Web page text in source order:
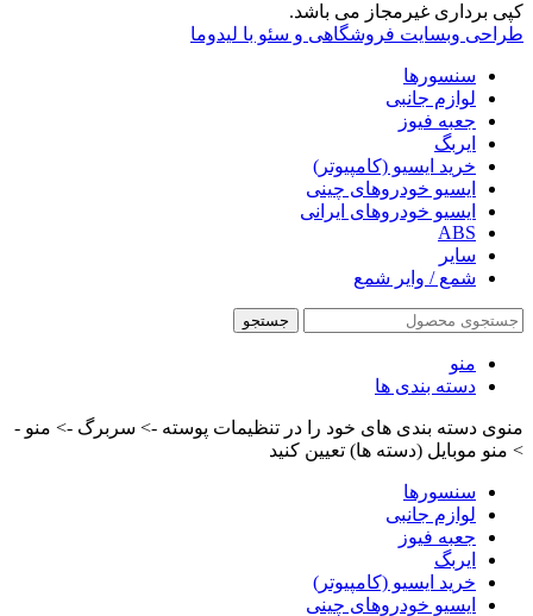
کپی برداری غیرمجاز می باشد.
طراحی وبسایت فروشگاهی و سئو با لیدوما
سنسورها
لوازم جانبی
جعبه فیوز
ایربگ
خرید ایسیو (کامپیوتر)
ایسیو خودروهای چینی
ایسیو خودروهای ایرانی
ABS
سایر
شمع / وایر شمع
جستجو
منو
دسته بندی ها
منوی دسته بندی های خود را در تنظیمات پوسته -> سربرگ -> منو -
> منو موبایل (دسته ها) تعیین کنید
سنسورها
لوازم جانبی
جعبه فیوز
ایربگ
خرید ایسیو (کامپیوتر)
ایسیو خودروهای چینی